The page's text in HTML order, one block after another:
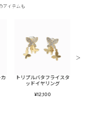
アイテムも
トリプルバタフライスタ
ッドイヤリング
¥12,100
＞